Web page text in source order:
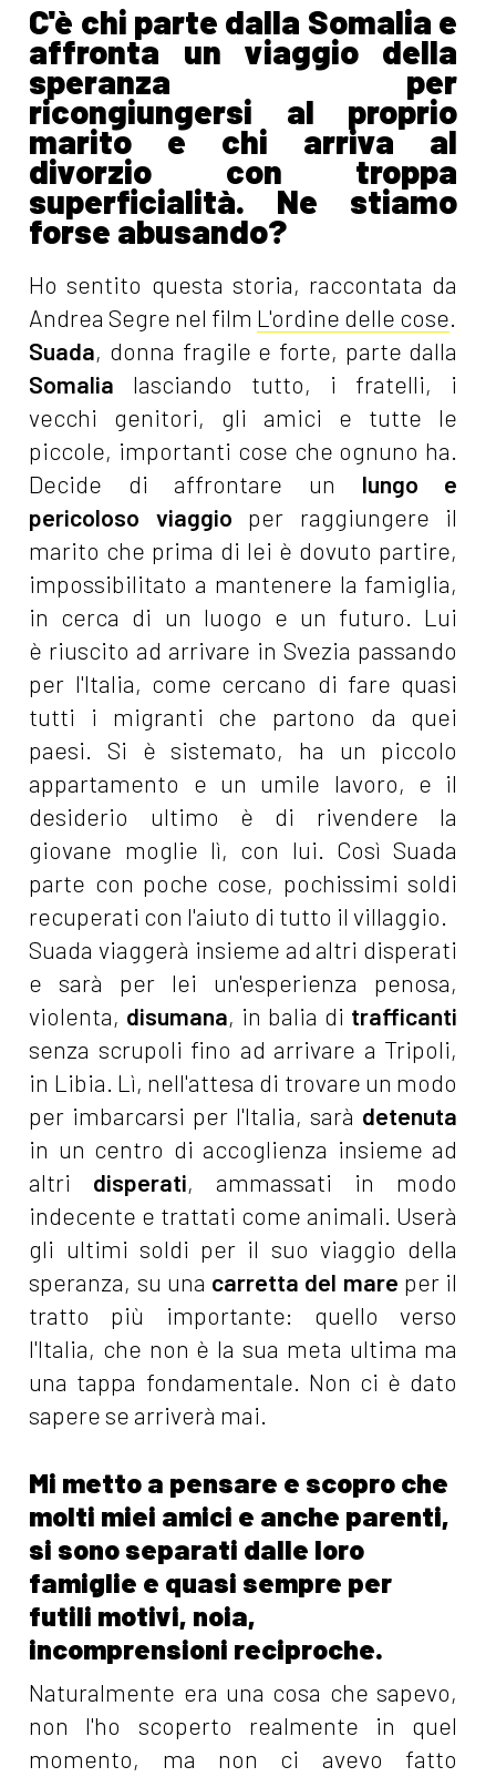
C'è chi parte dalla Somalia e
affronta un viaggio della
speranza per
ricongiungersi al proprio
marito e chi arriva al
divorzio con troppa
superficialità. Ne stiamo
forse abusando?
Ho sentito questa storia, raccontata da
Andrea Segre nel film L'ordine delle cose.
Suada, donna fragile e forte, parte dalla
Somalia lasciando tutto, i fratelli, i
vecchi genitori, gli amici e tutte le
piccole, importanti cose che ognuno ha.
Decide di affrontare un lungo e
pericoloso viaggio per raggiungere il
marito che prima di lei è dovuto partire,
impossibilitato a mantenere la famiglia,
in cerca di un luogo e un futuro. Lui
è riuscito ad arrivare in Svezia passando
per l'Italia, come cercano di fare quasi
tutti i migranti che partono da quei
paesi. Si è sistemato, ha un piccolo
appartamento e un umile lavoro, e il
desiderio ultimo è di rivendere la
giovane moglie lì, con lui. Così Suada
parte con poche cose, pochissimi soldi
recuperati con l'aiuto di tutto il villaggio.
Suada viaggerà insieme ad altri disperati
e sarà per lei un'esperienza penosa,
violenta, disumana, in balia di trafficanti
senza scrupoli fino ad arrivare a Tripoli,
in Libia. Lì, nell'attesa di trovare un modo
per imbarcarsi per l'Italia, sarà detenuta
in un centro di accoglienza insieme ad
altri disperati, ammassati in modo
indecente e trattati come animali. Userà
gli ultimi soldi per il suo viaggio della
speranza, su una carretta del mare per il
tratto più importante: quello verso
l'Italia, che non è la sua meta ultima ma
una tappa fondamentale. Non ci è dato
sapere se arriverà mai.
Mi metto a pensare e scopro che
molti miei amici e anche parenti,
si sono separati dalle loro
famiglie e quasi sempre per
futili motivi, noia,
incomprensioni reciproche.
Naturalmente era una cosa che sapevo,
non l'ho scoperto realmente in quel
momento, ma non ci avevo fatto